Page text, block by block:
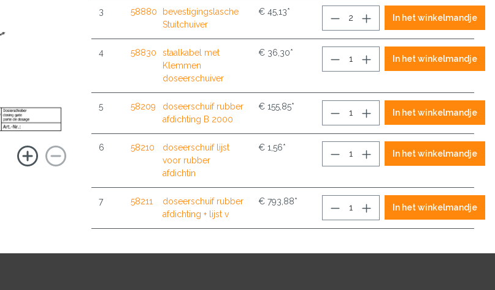
3 58880
bevestigingslasche
Stuitchuiver
€ 45,13*
In het winkelmandje
4 58830
staalkabel met
Klemmen
doseerschuiver
€ 36,30*
In het winkelmandje
5 58209
doseerschuif rubber
afdichting B 2000
€ 155,85*
In het winkelmandje
6 58210
doseerschuif lijst
voor rubber
afdichtin
€ 1,56*
In het winkelmandje
7 58211
doseerschuif rubber
afdichting + lijst v
€ 793,88*
In het winkelmandje